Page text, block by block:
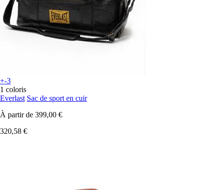
+-3
1 coloris
Everlast Sac de sport en cuir
À partir de 399,00 €
320,58 €